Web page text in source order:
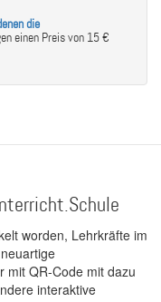
die
einen Preis von 15 €
worden, Lehrkräfte im
mit QR-Code mit dazu
interaktive